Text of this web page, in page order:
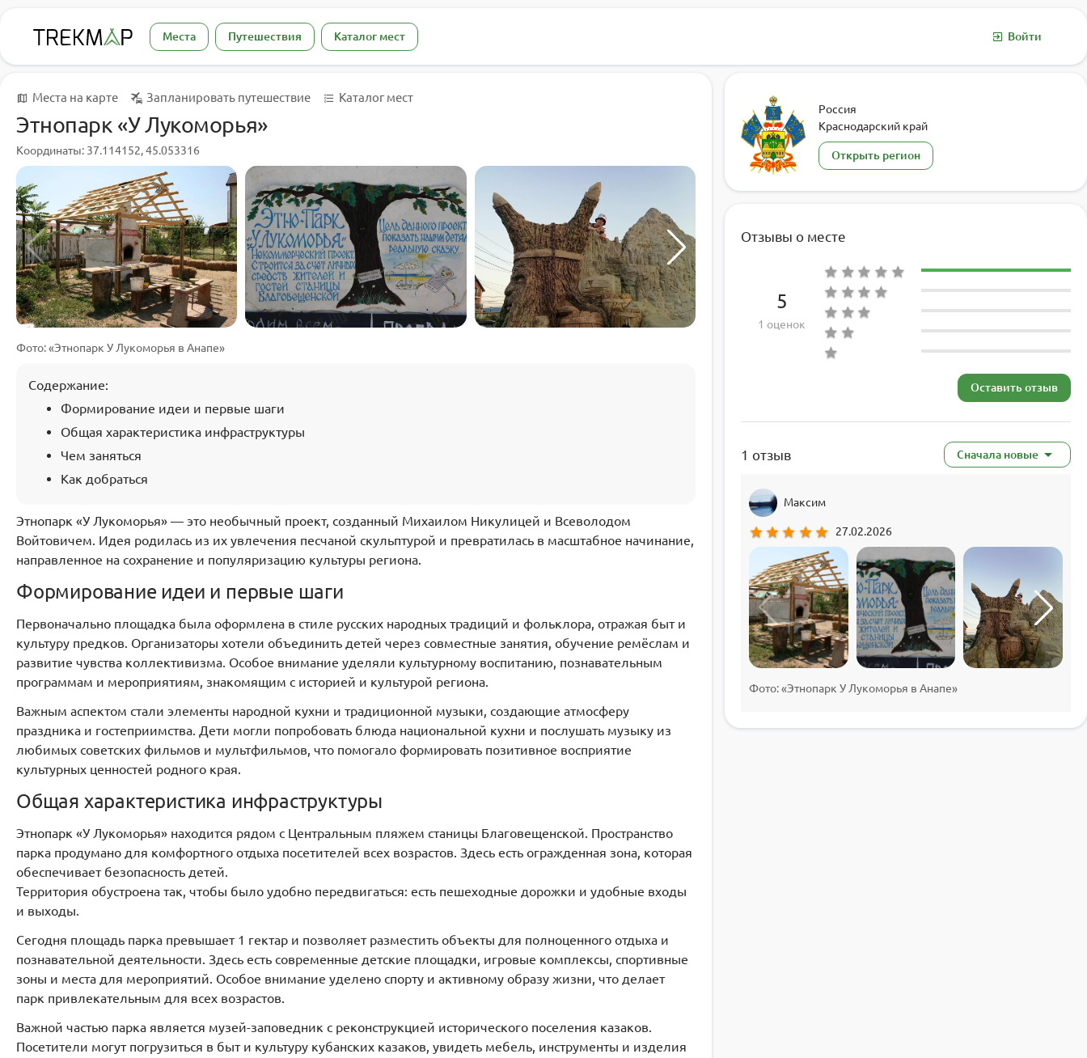
Места Путешествия Каталог мест Войти
Места на карте Запланировать путешествие Каталог мест
Этнопарк «У Лукоморья»
Координаты: 37.114152, 45.053316
Фото: «Этнопарк У Лукоморья в Анапе»
Содержание:
Формирование идеи и первые шаги
Общая характеристика инфраструктуры
Чем заняться
Как добраться
Этнопарк «У Лукоморья» — это необычный проект, созданный Михаилом Никулицей и Всеволодом
Войтовичем. Идея родилась из их увлечения песчаной скульптурой и превратилась в масштабное начинание,
направленное на сохранение и популяризацию культуры региона.
Формирование идеи и первые шаги
Первоначально площадка была оформлена в стиле русских народных традиций и фольклора, отражая быт и
культуру предков. Организаторы хотели объединить детей через совместные занятия, обучение ремёслам и
развитие чувства коллективизма. Особое внимание уделяли культурному воспитанию, познавательным
программам и мероприятиям, знакомящим с историей и культурой региона.
Важным аспектом стали элементы народной кухни и традиционной музыки, создающие атмосферу
праздника и гостеприимства. Дети могли попробовать блюда национальной кухни и послушать музыку из
любимых советских фильмов и мультфильмов, что помогало формировать позитивное восприятие
культурных ценностей родного края.
Общая характеристика инфраструктуры
Этнопарк «У Лукоморья» находится рядом с Центральным пляжем станицы Благовещенской. Пространство
парка продумано для комфортного отдыха посетителей всех возрастов. Здесь есть огражденная зона, которая
обеспечивает безопасность детей.
Территория обустроена так, чтобы было удобно передвигаться: есть пешеходные дорожки и удобные входы
и выходы.
Сегодня площадь парка превышает 1 гектар и позволяет разместить объекты для полноценного отдыха и
познавательной деятельности. Здесь есть современные детские площадки, игровые комплексы, спортивные
зоны и места для мероприятий. Особое внимание уделено спорту и активному образу жизни, что делает
парк привлекательным для всех возрастов.
Важной частью парка является музей-заповедник с реконструкцией исторического поселения казаков.
Посетители могут погрузиться в быт и культуру кубанских казаков, увидеть мебель, инструменты и изделия
Россия
Краснодарский край
Открыть регион
Отзывы о месте
5
1 оценок
Оставить отзыв
1 отзыв Сначала новые
Максим
star star star star star 27.02.2026
Фото: «Этнопарк У Лукоморья в Анапе»